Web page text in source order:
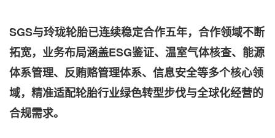
SGS与玲珑轮胎已连续稳定合作五年，合作领域不断
拓宽，业务布局涵盖ESG鉴证、温室气体核查、能源
体系管理、反贿赂管理体系、信息安全等多个核心领
域，精准适配轮胎行业绿色转型步伐与全球化经营的
合规需求。